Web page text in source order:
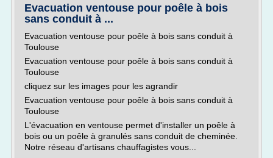
Evacuation ventouse pour poêle à bois
sans conduit à ...
Evacuation ventouse pour poêle à bois sans conduit à
Toulouse
Evacuation ventouse pour poêle à bois sans conduit à
Toulouse
cliquez sur les images pour les agrandir
Evacuation ventouse pour poêle à bois sans conduit à
Toulouse
L'évacuation en ventouse permet d'installer un poêle à
bois ou un poêle à granulés sans conduit de cheminée.
Notre réseau d'artisans chauffagistes vous...